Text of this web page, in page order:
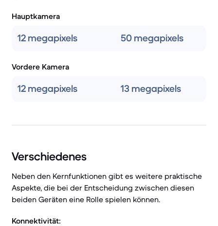
Hauptkamera
12 megapixels 50 megapixels
Vordere Kamera
12 megapixels 13 megapixels
Verschiedenes
Neben den Kernfunktionen gibt es weitere praktische
Aspekte, die bei der Entscheidung zwischen diesen
beiden Geräten eine Rolle spielen können.
Konnektivität: